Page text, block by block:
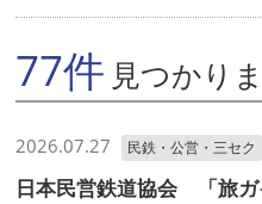
77件 見つかり
2026.07.27 民鉄・公営・三セク
日本民営鉄道協会 「旅